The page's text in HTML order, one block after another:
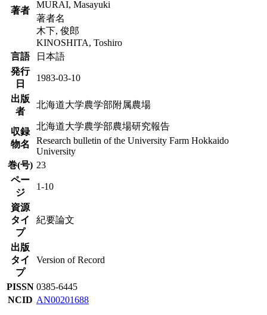
著者
MURAI, Masayuki
著者名
木下, 俊郎
KINOSHITA, Toshiro
言語
日本語
発行
日
1983-03-10
出版
者
北海道大学農学部附属農場
収録
物名
北海道大学農学部農場研究報告
Research bulletin of the University Farm Hokkaido
University
巻(号) 23
ペー
ジ
1-10
資源
タイ
プ
紀要論文
出版
タイ
プ
Version of Record
PISSN 0385-6445
NCID AN00201688